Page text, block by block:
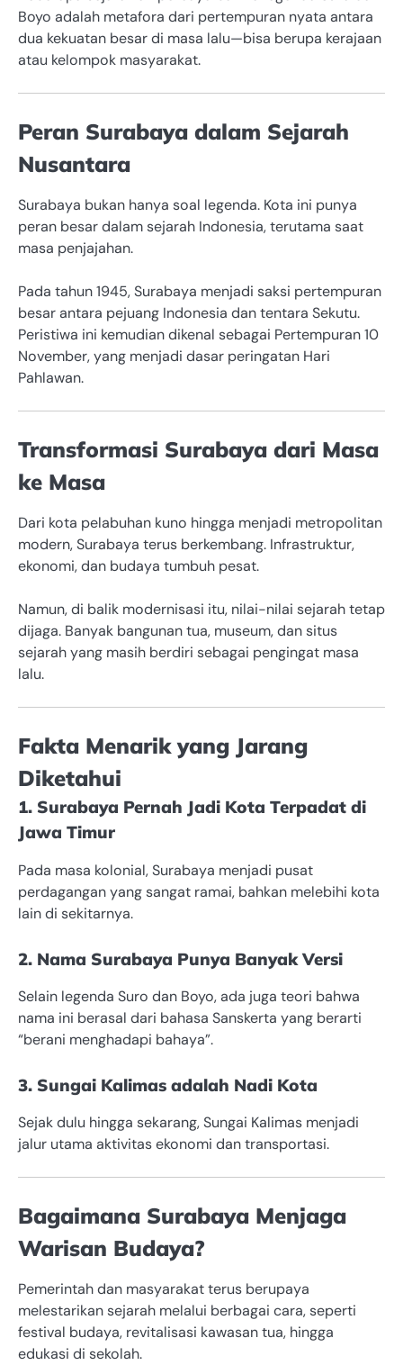
Boyo adalah metafora dari pertempuran nyata antara
dua kekuatan besar di masa lalu—bisa berupa kerajaan
atau kelompok masyarakat.
Peran Surabaya dalam Sejarah
Nusantara
Surabaya bukan hanya soal legenda. Kota ini punya
peran besar dalam sejarah Indonesia, terutama saat
masa penjajahan.
Pada tahun 1945, Surabaya menjadi saksi pertempuran
besar antara pejuang Indonesia dan tentara Sekutu.
Peristiwa ini kemudian dikenal sebagai Pertempuran 10
November, yang menjadi dasar peringatan Hari
Pahlawan.
Transformasi Surabaya dari Masa
ke Masa
Dari kota pelabuhan kuno hingga menjadi metropolitan
modern, Surabaya terus berkembang. Infrastruktur,
ekonomi, dan budaya tumbuh pesat.
Namun, di balik modernisasi itu, nilai-nilai sejarah tetap
dijaga. Banyak bangunan tua, museum, dan situs
sejarah yang masih berdiri sebagai pengingat masa
lalu.
Fakta Menarik yang Jarang
Diketahui
1. Surabaya Pernah Jadi Kota Terpadat di
Jawa Timur
Pada masa kolonial, Surabaya menjadi pusat
perdagangan yang sangat ramai, bahkan melebihi kota
lain di sekitarnya.
2. Nama Surabaya Punya Banyak Versi
Selain legenda Suro dan Boyo, ada juga teori bahwa
nama ini berasal dari bahasa Sanskerta yang berarti
“berani menghadapi bahaya”.
3. Sungai Kalimas adalah Nadi Kota
Sejak dulu hingga sekarang, Sungai Kalimas menjadi
jalur utama aktivitas ekonomi dan transportasi.
Bagaimana Surabaya Menjaga
Warisan Budaya?
Pemerintah dan masyarakat terus berupaya
melestarikan sejarah melalui berbagai cara, seperti
festival budaya, revitalisasi kawasan tua, hingga
edukasi di sekolah.